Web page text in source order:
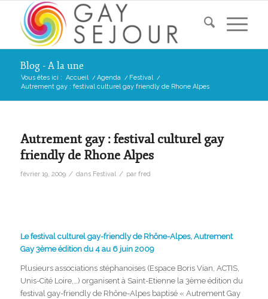
Blog - A la une
Vous êtes ici : Accueil / Agenda / Festival /
Autrement gay : festival culturel gay friendly de Rhone Alpes
Autrement gay : festival culturel gay
friendly de Rhone Alpes
février 19, 2009 / dans Festival / par fred
Le festival culturel gay-friendly de Rhône-Alpes, Autrement
Gay 3ème édition du 4 au 6 juin 2009
Plusieurs associations stéphanoises (Espace Boris Vian, ACTIS,
Unis-Cité Loire,…) organisent à Saint-Etienne la 3ème édition du
festival gay-friendly de Rhône-Alpes baptisé « Autrement Gay